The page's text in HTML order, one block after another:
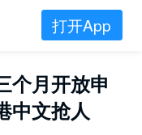
打开App
个月开放申
中文抢人